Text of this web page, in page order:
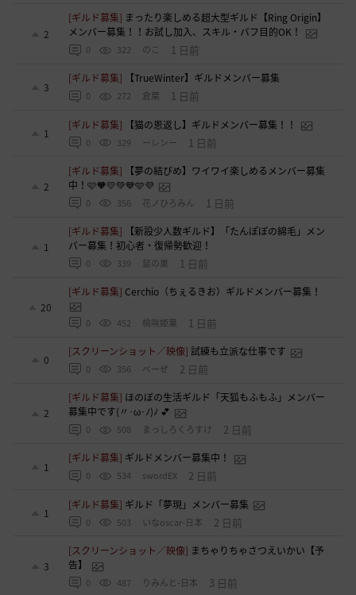
2
[ギルド募集] まったり楽しめる超大型ギルド【Ring Origin】
メンバー募集！！お試し加入、スキル・バフ目的OK！
0 322 のこ 1 日前
3
[ギルド募集] 【TrueWinter】ギルドメンバー募集
0 272 倉葉 1 日前
1
[ギルド募集] 【猫の恩返し】ギルドメンバー募集！！
0 329 ーレンー 1 日前
2
[ギルド募集]
【夢の結びめ】ワイワイ楽しめるメンバー募集
中！🩷🧡💛💚💙🩵💜
0 356 花ノひろみん 1 日前
1
[ギルド募集]
【新設少人数ギルド】「たんぽぽの綿毛」メン
バー募集！初心者・復帰勢歓迎！
0 339 鼠の巣 1 日前
20
[ギルド募集] Cerchio（ちぇるきお）ギルドメンバー募集！
0 452 桃咲姫菓 1 日前
0
[スクリーンショット／映像]試練も立派な仕事です
0 356 べーぜ 2 日前
2
[ギルド募集] ほのぼの生活ギルド「天狐もふもふ」メンバー
募集中です(〃･ω･ﾉ)ﾉ 💕
0 508 まっしろくろすけ 2 日前
1
[ギルド募集] ギルドメンバー募集中！
0 534 swordEX 2 日前
1
[ギルド募集] ギルド「夢現」メンバー募集
0 503 いなoscar-日本 2 日前
3
[スクリーンショット／映像] まちゃりちゃさつえいかい【予
告】
0 487 りみんと-日本 3 日前